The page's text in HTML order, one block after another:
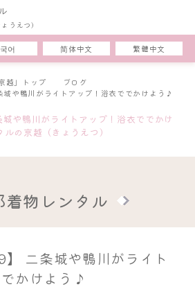
うえつ)
어 简体中文 繁體中文
越」トップ
ブログ
城や鴨川がライトアップ！浴衣ででかけよう♪
や鴨川がライトアップ！浴衣ででかけ
の京越（きょうえつ）
着物レンタル
】 二条城や鴨川がライト
かけよう♪